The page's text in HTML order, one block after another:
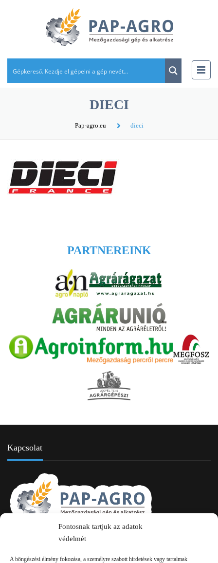
Fontosnak tartjuk az adatok
védelmét
A böngészési élmény fokozása, a személyre szabott hirdetések vagy tartalmak
DIECI
Pap-agro.eu dieci
PARTNEREINK
Kapcsolat
2750 Nagykőrös Alsójárás d. 1/a
+36 20 334 43 28